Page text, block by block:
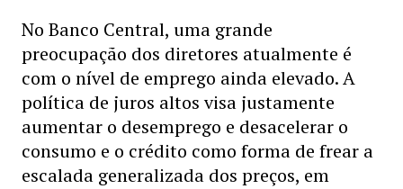
No Banco Central, uma grande
preocupação dos diretores atualmente é
com o nível de emprego ainda elevado. A
política de juros altos visa justamente
aumentar o desemprego e desacelerar o
consumo e o crédito como forma de frear a
escalada generalizada dos preços, em